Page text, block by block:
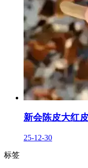
新会陈皮大红
25-12-30
标签